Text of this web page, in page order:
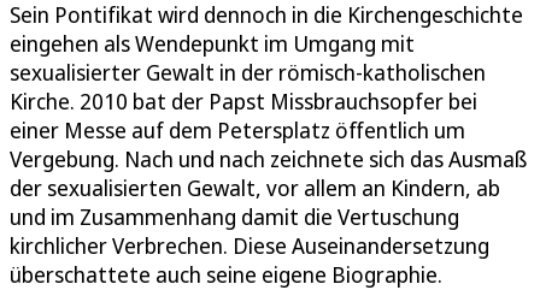
Sein Pontifikat wird dennoch in die Kirchengeschichte
eingehen als Wendepunkt im Umgang mit
sexualisierter Gewalt in der römisch-katholischen
Kirche. 2010 bat der Papst Missbrauchsopfer bei
einer Messe auf dem Petersplatz öffentlich um
Vergebung. Nach und nach zeichnete sich das Ausmaß
der sexualisierten Gewalt, vor allem an Kindern, ab
und im Zusammenhang damit die Vertuschung
kirchlicher Verbrechen. Diese Auseinandersetzung
überschattete auch seine eigene Biographie.